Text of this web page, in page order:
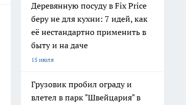
Деревянную посуду в Fix Price
беру не для кухни: 7 идей, как
её нестандартно применить в
быту и на даче
15 июля
Грузовик пробил ограду и
влетел в парк "Швейцария" в